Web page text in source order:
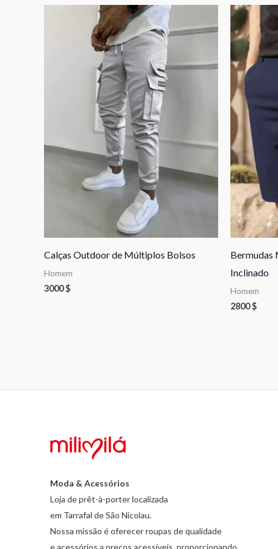
Calças Outdoor de Múltiplos Bolsos
Homem
3000$
Bermudas
Inclinado
Homem
2800$
Moda & Acessórios
Loja de prêt-à-porter localizada
em Tarrafal de São Nicolau.
Nossa missão é oferecer roupas de qualidade